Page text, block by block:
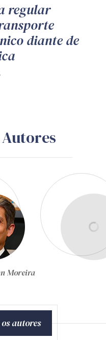
regular
diante de
da Zênite
autores